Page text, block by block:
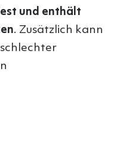
und enthält
. Zusätzlich kann